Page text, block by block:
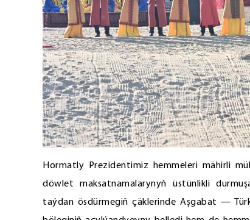
Hormatly Prezidentimiz hemmeleri mähirli
döwlet maksatnamalarynyň üstünlikli
taýdan ösdürmegiň çäklerinde Aşgabat —